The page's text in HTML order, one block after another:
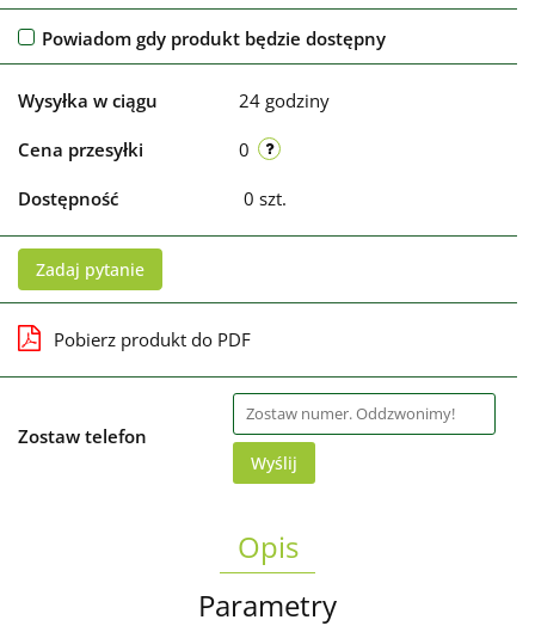
Powiadom gdy produkt będzie dostępny
Wysyłka w ciągu 24 godziny
Cena przesyłki 0
Dostępność 0 szt.
Zadaj pytanie
Pobierz produkt do PDF
Zostaw telefon
Wyślij
Opis
Parametry